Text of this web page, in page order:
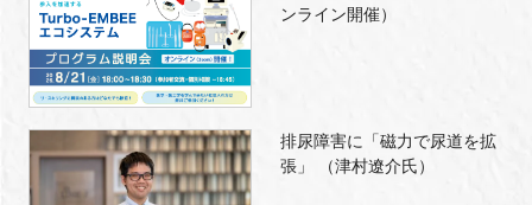
ンライン開催）
排尿障害に「磁力で尿道を拡
張」 （津村遼介氏）